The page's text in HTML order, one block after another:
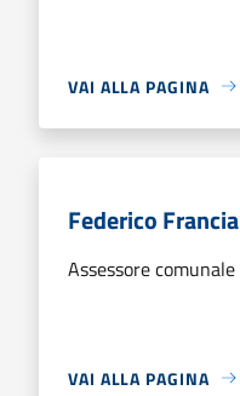
VAI ALLA PAGINA
Federico Francia
Assessore comunale
VAI ALLA PAGINA